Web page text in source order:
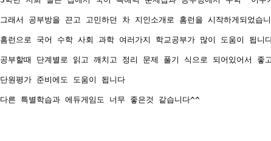
그래서 공부방을 끈고 고민하던 차 지인소개로 홈런을 시작하게되었
홈런으로 국어 수학 사회 과학 여러가지 학교공부가 많이 도움이 됩니
공부할때 단계별로 읽고 깨치고 정리 문제 풀기 식으로 되어있어서
단원평가 준비에도 도움이 됩니다
다른 특별학습과 에듀게임도 너무 좋은것 같습니다^^